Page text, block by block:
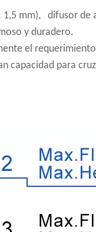
1,5 mm), difusor de
y duradero.
el
capacidad para